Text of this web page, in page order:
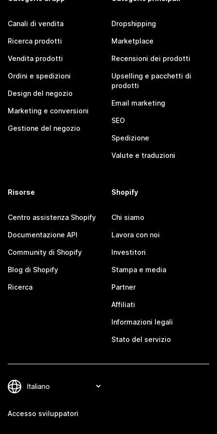
Canali di vendita
Ricerca prodotti
Vendita prodotti
Ordini e spedizioni
Design del negozio
Marketing e conversioni
Gestione del negozio
Dropshipping
Marketplace
Recensioni dei prodotti
Upselling e pacchetti di
prodotti
Email marketing
SEO
Spedizione
Valute e traduzioni
Risorse
Centro assistenza Shopify
Documentazione API
Community di Shopify
Blog di Shopify
Ricerca
Shopify
Chi siamo
Lavora con noi
Investitori
Stampa e media
Partner
Affiliati
Informazioni legali
Stato del servizio
Accesso sviluppatori